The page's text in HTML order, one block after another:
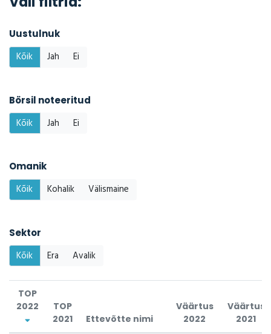
Uustulnuk
Kõik Jah Ei
Börsil noteeritud
Kõik Jah Ei
Omanik
Kõik Kohalik Välismaine
Sektor
Kõik Era Avalik
TOP
2022
TOP
2021
Ettevõtte nimi
Väärtus
2022
Väärtus
2021